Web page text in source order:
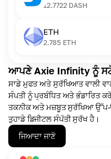
ਆਪਣੇ Axie Infinity ਨੂੰ
ਸਾਡੇ ਮੁਫਤ ਅਤੇ ਸੁਰੱਖਿਆਤ ਵਾਲੀ
ਸੰਪਤੀ ਨੂੰ ਪ੍ਰਬੰਧਿਤ ਅਤੇ ਭੰਡਾਰਿਤ
ਤਕਨੀਕ ਅਤੇ ਮਜ਼ਬੂਤ ਸੁਰੱਖਿਆ ਉੱਪ-
ਤੁਹਾਡੇ ਡਿਜੀਟਲ ਸੰਪੱਤੀ ਸੁਰੱਖ ਹੈ।
ਜਿਆਦਾ ਜਾਣੋ
12.7722 DASH
ETH
2.785 ETH